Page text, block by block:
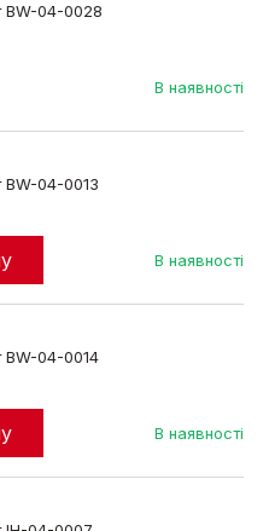
BW-04-0028
В наявності
04-0013
В наявності
BW-04-0014
В наявності